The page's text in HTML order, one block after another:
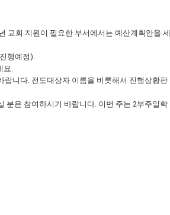
교회 지원이 필요한 부서에서는 예산계획안을 세
행예정).
요.
랍니다. 전도대상자 이름을 비롯해서 진행상황판
분은 참여하시기 바랍니다. 이번 주는 2부주일학